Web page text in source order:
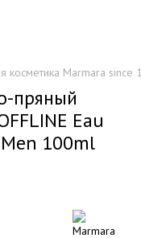
косметика Marmara since
пряный
Eau
100ml